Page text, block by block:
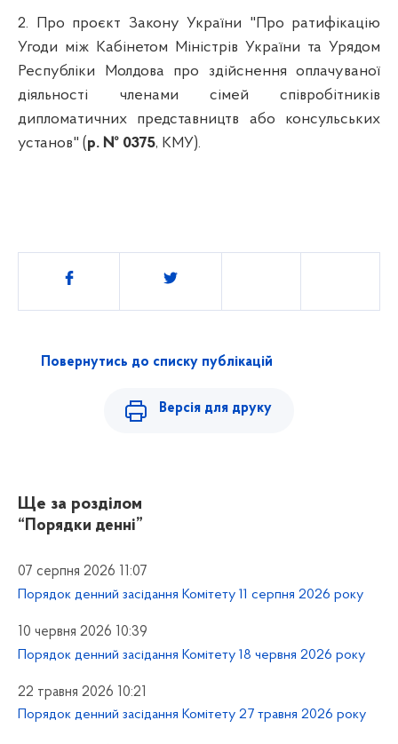
2. Про проєкт Закону України "Про ратифікацію
Угоди між Кабінетом Міністрів України та Урядом
Республіки Молдова про здійснення оплачуваної
діяльності членами сімей співробітників
дипломатичних представництв або консульських
установ" (р. № 0375, КМУ).
Поділитись
Повернутись до списку публікацій
Версія для друку
Ще за розділом
“Порядки денні”
07 серпня 2026 11:07
Порядок денний засідання Комітету 11 серпня 2026 року
10 червня 2026 10:39
Порядок денний засідання Комітету 18 червня 2026 року
22 травня 2026 10:21
Порядок денний засідання Комітету 27 травня 2026 року